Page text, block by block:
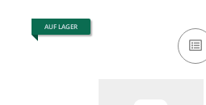
AUF LAGER